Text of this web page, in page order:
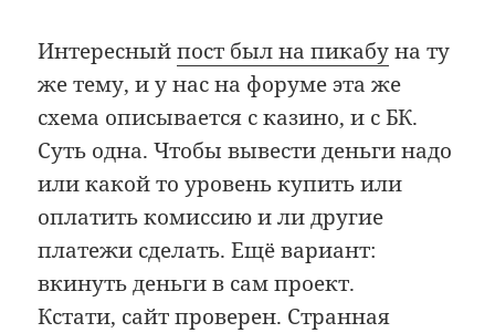
Интересныйпост был на пикабуна ту
же тему, и у нас на форуме эта же
схема описывается с казино, и с БК.
Суть одна. Чтобы вывести деньги надо
или какой то уровень купить или
оплатить комиссию и ли другие
платежи сделать. Ещё вариант:
вкинуть деньги в сам проект.
Кстати, сайт проверен. Странная